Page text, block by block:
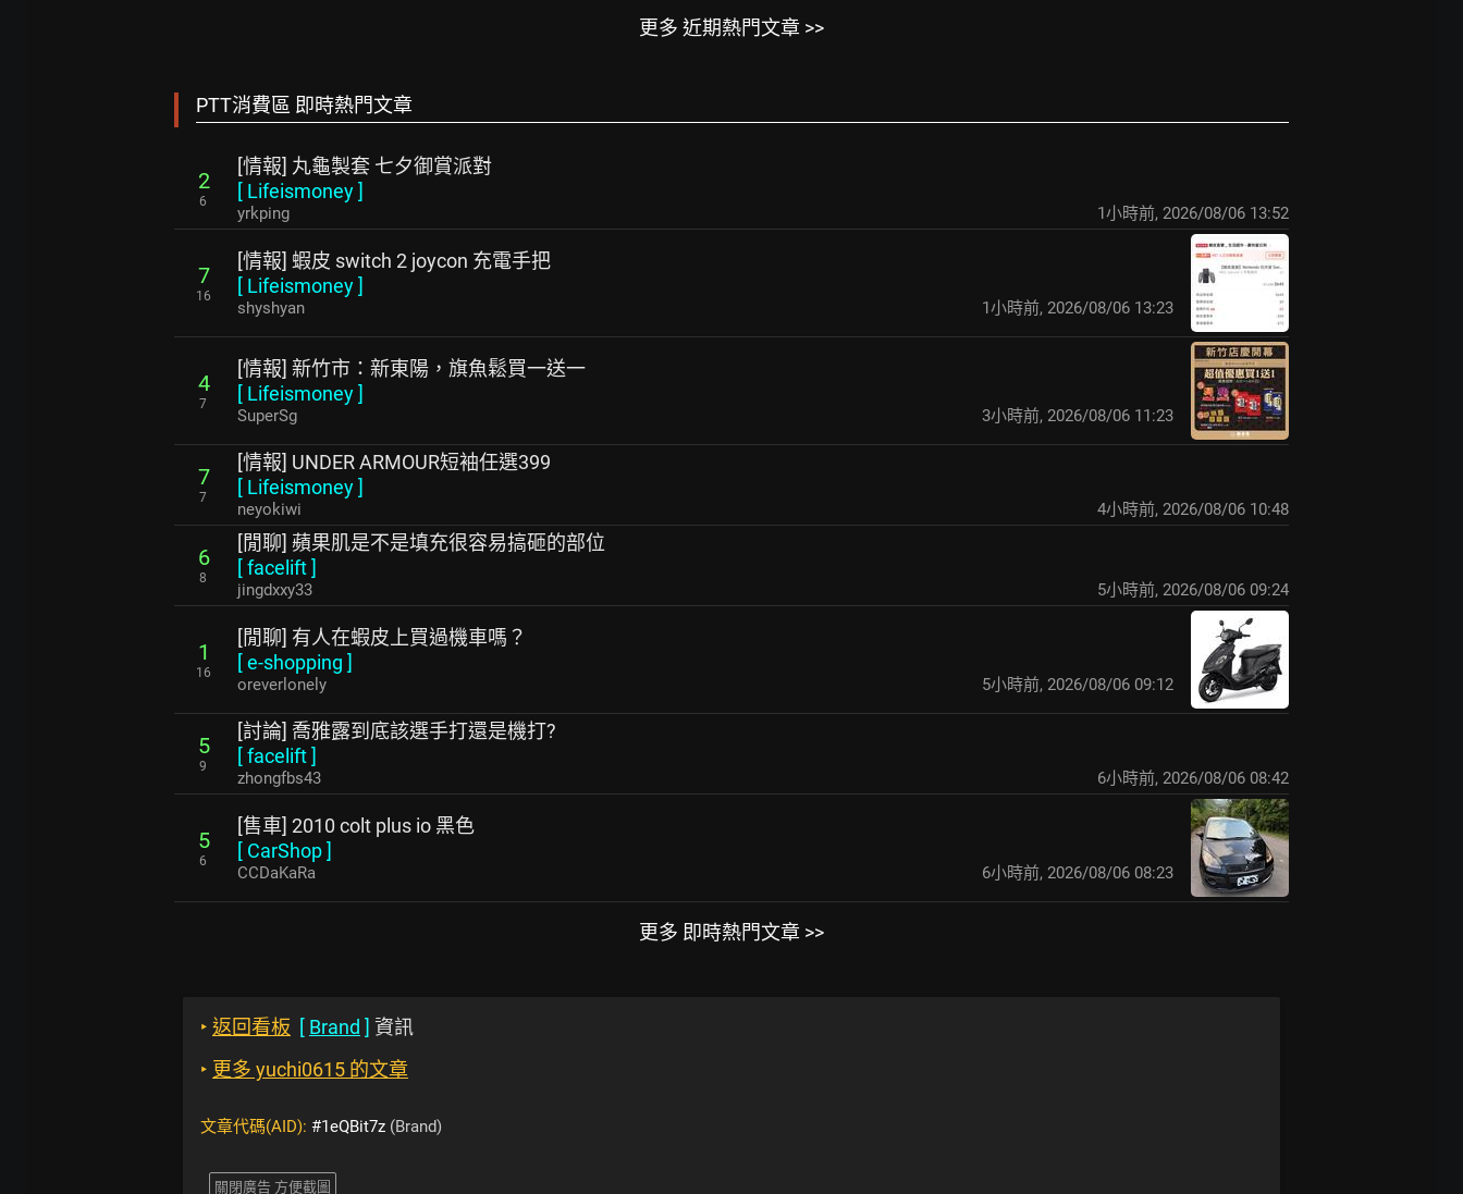
更多 近期熱門文章 >>
PTT消費區 即時熱門文章
2
6
[情報] 丸龜製套 七夕御賞派對
[ Lifeismoney]
yrkping 1小時前, 2026/08/06 13:52
7
16
[情報] 蝦皮 switch 2 joycon 充電手把
[ Lifeismoney]
shyshyan 1小時前, 2026/08/06 13:23
4
7
[情報] 新竹市：新東陽，旗魚鬆買一送一
[ Lifeismoney]
SuperSg 3小時前, 2026/08/06 11:23
7
7
[情報] UNDER ARMOUR短袖任選399
[ Lifeismoney]
neyokiwi 4小時前, 2026/08/06 10:48
6
8
[閒聊] 蘋果肌是不是填充很容易搞砸的部位
[facelift]
jingdxxy33 5小時前, 2026/08/06 09:24
1
16
[閒聊] 有人在蝦皮上買過機車嗎？
[e-shopping ]
oreverlonely 5小時前, 2026/08/06 09:12
5
9
[討論] 喬雅露到底該選手打還是機打?
[facelift]
zhongfbs43 6小時前, 2026/08/06 08:42
5
6
[售車] 2010 colt plus io 黑色
[ CarShop]
CCDaKaRa 6小時前, 2026/08/06 08:23
更多 即時熱門文章 >>
‣ 返回看板 [ Brand ] 資訊
‣ 更多 yuchi0615 的文章
文章代碼(AID): #1eQBit7z (Brand)
關閉廣告 方便截圖